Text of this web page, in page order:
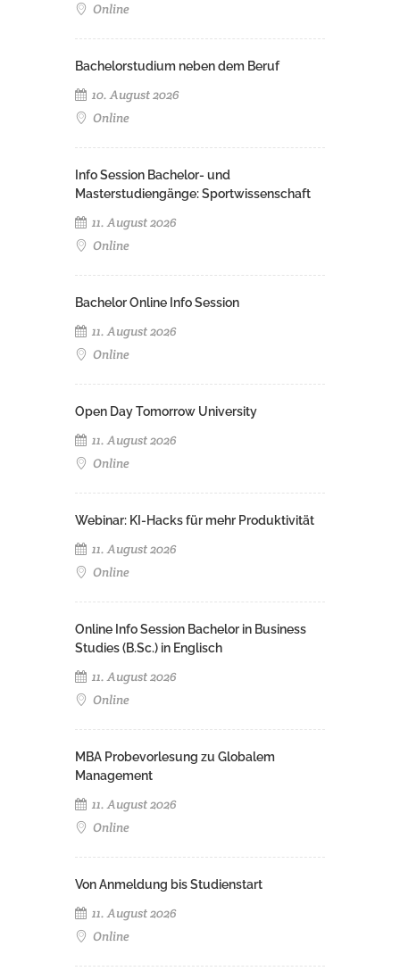
Online
Bachelorstudium neben dem Beruf
10. August 2026
Online
Info Session Bachelor- und
Masterstudiengänge: Sportwissenschaft
11. August 2026
Online
Bachelor Online Info Session
11. August 2026
Online
Open Day Tomorrow University
11. August 2026
Online
Webinar: KI-Hacks für mehr Produktivität
11. August 2026
Online
Online Info Session Bachelor in Business
Studies (B.Sc.) in Englisch
11. August 2026
Online
MBA Probevorlesung zu Globalem
Management
11. August 2026
Online
Von Anmeldung bis Studienstart
11. August 2026
Online